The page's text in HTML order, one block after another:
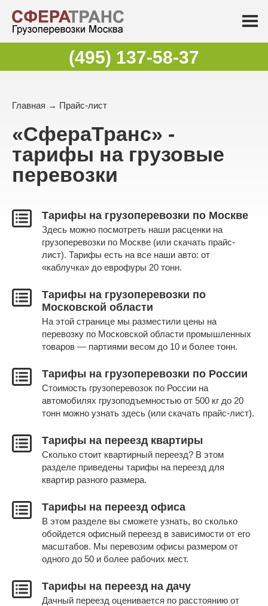
(495) 137-58-37
Главная → Прайс-лист
«СфераТранс» -
тарифы на грузовые
перевозки
Тарифы на грузоперевозки по Москве
Здесь можно посмотреть наши расценки на
грузоперевозки по Москве (или скачать прайс-
лист). Тарифы есть на все наши авто: от
«каблучка» до еврофуры 20 тонн.
Тарифы на грузоперевозки по
Московской области
На этой странице мы разместили цены на
перевозку по Московской области промышленных
товаров — партиями весом до 10 и более тонн.
Тарифы на грузоперевозки по России
Стоимость грузоперевозок по России на
автомобилях грузоподъемностью от 500 кг до 20
тонн можно узнать здесь (или скачать прайс-лист).
Тарифы на переезд квартиры
Сколько стоит квартирный переезд? В этом
разделе приведены тарифы на переезд для
квартир разного размера.
Тарифы на переезд офиса
В этом разделе вы сможете узнать, во сколько
обойдется офисный переезд в зависимости от его
масштабов. Мы перевозим офисы размером от
одного до 50 и более рабочих мест.
Тарифы на переезд на дачу
Дачный переезд оценивается по расстоянию от